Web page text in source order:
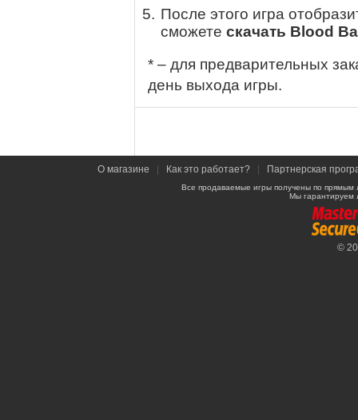
После этого игра
сможете скачать Blood
* – для предварительных
день выхода игры.
О магазине Как это работает? Партнерская
Все продаваемые игры получены по
Мы гарантируем
©